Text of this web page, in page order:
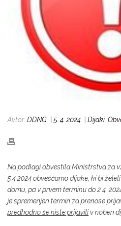
Avtor: DDNG 5. 4. 2024 Dijaki,
Na podlagi obvestila Ministrstva za
5.4.2024 obveščamo dijake, ki bi
domu, pa v prvem terminu do 2.4.
je spremenjen termin za prenose
predhodno še niste prijavili v noben